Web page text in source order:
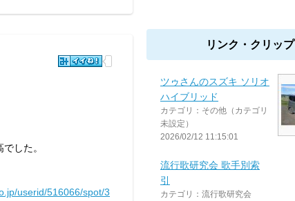
した。
userid/516066/spot/3
リンク・クリップ
ツゥさんのスズキ ソリオ
ハイブリッド
カテゴリ：その他（カテゴリ
未設定）
2026/02/12 11:15:01
流行歌研究会 歌手別索
引
カテゴリ：流行歌研究会